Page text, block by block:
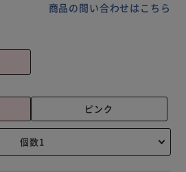
商品の問い合わせはこちら
ピンク